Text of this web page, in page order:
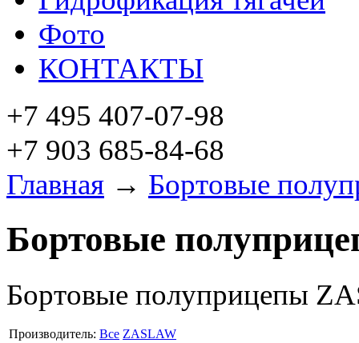
Фото
КОНТАКТЫ
+7 495 407-07-98
+7 903 685-84-68
Главная → Бортовые
Бортовые
Бортовые полуприцепы
Производитель: Все ZASLAW